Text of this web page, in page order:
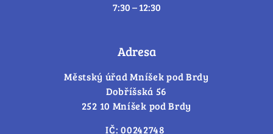
7:30 – 12:30
Adresa
Městský úřad Mníšek pod Brdy
Dobříšská 56
252 10 Mníšek pod Brdy
IČ: 00242748